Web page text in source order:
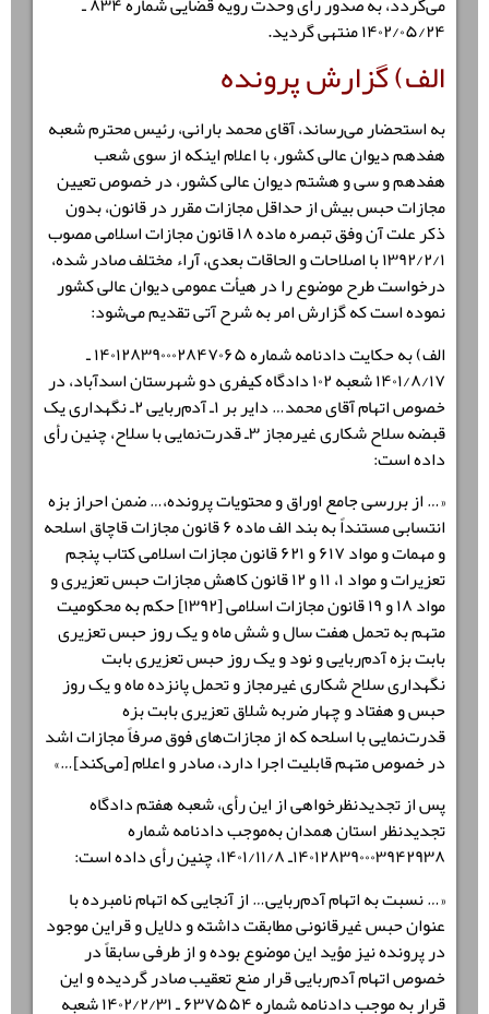
۱۴۰۲/۰۵/۲۴ منتهی گردید.
الف) گزارش پرونده
به استحضار می‌رساند، آقای محمد بارانی، رئیس محترم شعبه
هفدهم دیوان عالی کشور، با اعلام اینکه از سوی شعب
هفدهم و سی و هشتم دیوان عالی کشور، در خصوص تعیین
مجازات حبس بیش از حداقل مجازات مقرر در قانون، بدون
ذکر علت آن وفق تبصره ماده ۱۸ قانون مجازات اسلامی مصوب
۱۳۹۲/۲/۱ با اصلاحات و الحاقات بعدی، آراء مختلف صادر شده،
درخواست طرح موضوع را در هیأت عمومی دیوان عالی کشور
نموده است که گزارش امر به شرح آتی تقدیم می‌شود:
الف) به حکایت دادنامه شماره ۱۴۰۱۲۸۳۹۰۰۰۲۸۴۷۰۶۵ ـ
۱۴۰۱/۸/۱۷ شعبه ۱۰۲ دادگاه کیفری دو شهرستان اسدآباد، در
خصوص اتهام آقای محمد… دایر بر ۱ـ آدم‌ربایی ۲ـ نگهداری یک
قبضه سلاح شکاری غیرمجاز ۳ـ قدرت‌نمایی با سلاح، چنین رأی
داده است:
«… از بررسی جامع اوراق و محتویات پرونده،… ضمن احراز بزه
انتسابی مستنداً به بند الف ماده ۶ قانون مجازات قاچاق اسلحه
و مهمات و مواد ۶۱۷ و ۶۲۱ قانون مجازات اسلامی کتاب پنجم
تعزیرات و مواد ۱، ۱۱ و ۱۲ قانون کاهش مجازات حبس تعزیری و
مواد ۱۸ و ۱۹ قانون مجازات اسلامی [۱۳۹۲] حکم به محکومیت
متهم به تحمل هفت سال و شش ماه و یک روز حبس تعزیری
بابت بزه آدم‌ربایی و نود و یک روز حبس تعزیری بابت
نگهداری سلاح شکاری غیرمجاز و تحمل پانزده ماه و یک روز
حبس و هفتاد و چهار ضربه شلاق تعزیری بابت بزه
قدرت‌نمایی با اسلحه که از مجازات‌های فوق صرفاً مجازات اشد
در خصوص متهم قابلیت اجرا دارد، صادر و اعلام [می‌کند]…»
پس از تجدیدنظرخواهی از این رأی، شعبه هفتم دادگاه
تجدیدنظر استان همدان به‌موجب دادنامه شماره
۱۴۰۱۲۸۳۹۰۰۰۳۹۴۲۹۳۸ـ ۱۴۰۱/۱۱/۸، چنین رأی داده است:
«… نسبت به اتهام آدم‌ربایی… از آنجایی که اتهام نامبرده با
عنوان حبس غیرقانونی مطابقت داشته و دلایل و قراین موجود
در پرونده نیز مؤید این موضوع بوده و از طرفی سابقاً در
خصوص اتهام آدم‌ربایی قرار منع تعقیب صادر گردیده و این
قرار به موجب دادنامه شماره ۶۳۷۵۵۴ ـ ۱۴۰۲/۲/۳۱ شعبه